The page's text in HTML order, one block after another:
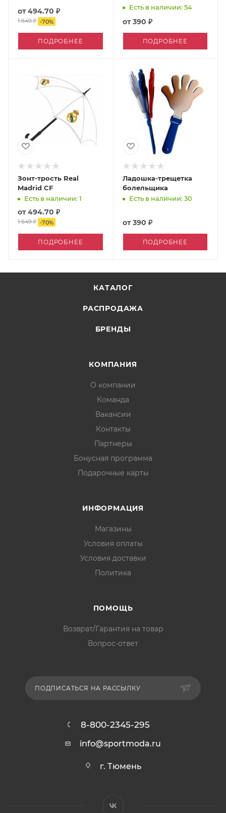
от494.70 ₽
1 649 ₽ -70%
ПОДРОБНЕЕ
Есть в наличии: 54
от390 ₽
ПОДРОБНЕЕ
Зонт-трость Real
Madrid CF
Есть в наличии: 1
от494.70 ₽
1 649 ₽ -70%
ПОДРОБНЕЕ
Ладошка-трещетка
болельщика
Есть в наличии: 30
от390 ₽
ПОДРОБНЕЕ
КАТАЛОГ
РАСПРОДАЖА
БРЕНДЫ
КОМПАНИЯ
О компании
Команда
Вакансии
Контакты
Партнеры
Бонусная программа
Подарочные карты
ИНФОРМАЦИЯ
Магазины
Условия оплаты
Условия доставки
Политика
ПОМОЩЬ
Возврат/Гарантия на товар
Вопрос-ответ
ПОДПИСАТЬСЯ НА РАССЫЛКУ
8-800-2345-295
info@sportmoda.ru
г. Тюмень